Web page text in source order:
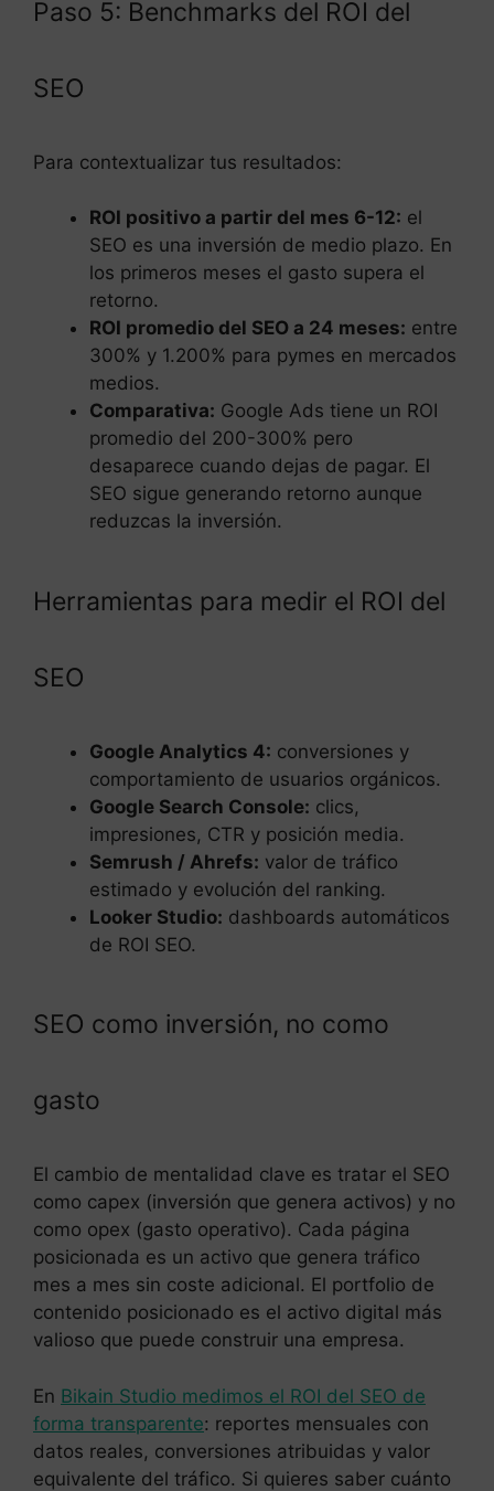
Paso 5: Benchmarks del ROI del
SEO
Para contextualizar tus resultados:
ROI positivo a partir del mes 6-12: el
SEO es una inversión de medio plazo. En
los primeros meses el gasto supera el
retorno.
ROI promedio del SEO a 24 meses: entre
300% y 1.200% para pymes en mercados
medios.
Comparativa: Google Ads tiene un ROI
promedio del 200-300% pero
desaparece cuando dejas de pagar. El
SEO sigue generando retorno aunque
reduzcas la inversión.
Herramientas para medir el ROI del
SEO
Google Analytics 4: conversiones y
comportamiento de usuarios orgánicos.
Google Search Console: clics,
impresiones, CTR y posición media.
Semrush / Ahrefs: valor de tráfico
estimado y evolución del ranking.
Looker Studio: dashboards automáticos
de ROI SEO.
SEO como inversión, no como
gasto
El cambio de mentalidad clave es tratar el SEO
como capex (inversión que genera activos) y no
como opex (gasto operativo). Cada página
posicionada es un activo que genera tráfico
mes a mes sin coste adicional. El portfolio de
contenido posicionado es el activo digital más
valioso que puede construir una empresa.
En Bikain Studio medimos el ROI del SEO de
forma transparente: reportes mensuales con
datos reales, conversiones atribuidas y valor
equivalente del tráfico. Si quieres saber cuánto